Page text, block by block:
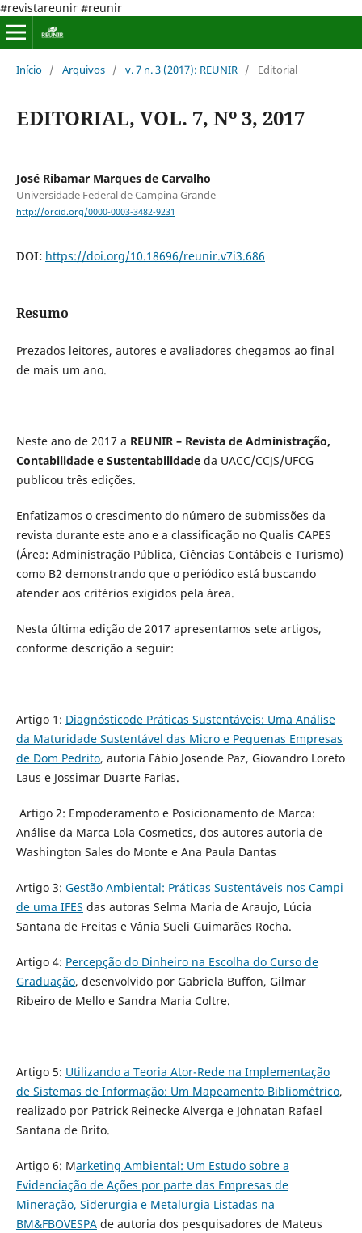
#revistareunir #reunir
Início / Arquivos / v. 7 n. 3 (2017): REUNIR / Editorial
EDITORIAL, VOL. 7, Nº 3, 2017
José Ribamar Marques de Carvalho
Universidade Federal de Campina Grande
http://orcid.org/0000-0003-3482-9231
DOI: https://doi.org/10.18696/reunir.v7i3.686
Resumo
Prezados leitores, autores e avaliadores chegamos ao final
de mais um ano.
Neste ano de 2017 a REUNIR – Revista de Administração,
Contabilidade e Sustentabilidadeda UACC/CCJS/UFCG
publicou três edições.
Enfatizamos o crescimento do número de submissões da
revista durante este ano e a classificação no Qualis CAPES
(Área: Administração Pública, Ciências Contábeis e Turismo)
como B2 demonstrando que o periódico está buscando
atender aos critérios exigidos pela área.
Nesta última edição de 2017 apresentamos sete artigos,
conforme descrição a seguir:
Artigo 1: Diagnósticode Práticas Sustentáveis: Uma Análise
da Maturidade Sustentável das Micro e Pequenas Empresas
de Dom Pedrito, autoria Fábio Josende Paz, Giovandro Loreto
Laus e Jossimar Duarte Farias.
Artigo 2: Empoderamento e Posicionamento de Marca:
Análise da Marca Lola Cosmetics, dos autores autoria de
Washington Sales do Monte e Ana Paula Dantas
Artigo 3: Gestão Ambiental: Práticas Sustentáveis nos Campi
de uma IFES das autoras Selma Maria de Araujo, Lúcia
Santana de Freitas e Vânia Sueli Guimarães Rocha.
Artigo 4: Percepção do Dinheiro na Escolha do Curso de
Graduação, desenvolvido por Gabriela Buffon, Gilmar
Ribeiro de Mello e Sandra Maria Coltre.
Artigo 5: Utilizando a Teoria Ator-Rede na Implementação
de Sistemas de Informação: Um Mapeamento Bibliométrico,
realizado por Patrick Reinecke Alverga e Johnatan Rafael
Santana de Brito.
Artigo 6: Marketing Ambiental: Um Estudo sobre a
Evidenciação de Ações por parte das Empresas de
Mineração, Siderurgia e Metalurgia Listadas na
BM&FBOVESPAde autoria dos pesquisadores de Mateus